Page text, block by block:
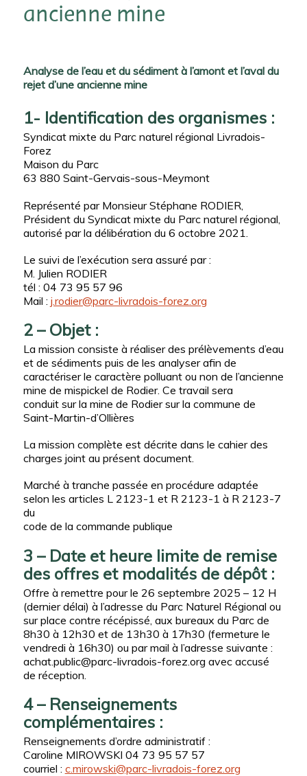
ancienne mine
Analyse de l’eau et du sédiment à l’amont et l’aval du
rejet d’une ancienne mine
1- Identification des organismes :
Syndicat mixte du Parc naturel régional Livradois-
Forez
Maison du Parc
63 880 Saint-Gervais-sous-Meymont
Représenté par Monsieur Stéphane RODIER,
Président du Syndicat mixte du Parc naturel régional,
autorisé par la délibération du 6 octobre 2021.
Le suivi de l’exécution sera assuré par :
M. Julien RODIER
tél : 04 73 95 57 96
Mail : j.rodier@parc-livradois-forez.org
2 – Objet :
La mission consiste à réaliser des prélèvements d’eau
et de sédiments puis de les analyser afin de
caractériser le caractère polluant ou non de l’ancienne
mine de mispickel de Rodier. Ce travail sera
conduit sur la mine de Rodier sur la commune de
Saint-Martin-d’Ollières
La mission complète est décrite dans le cahier des
charges joint au présent document.
Marché à tranche passée en procédure adaptée
selon les articles L 2123-1 et R 2123-1 à R 2123-7
du
code de la commande publique
3 – Date et heure limite de remise
des offres et modalités de dépôt :
Offre à remettre pour le 26 septembre 2025 – 12 H
(dernier délai) à l’adresse du Parc Naturel Régional ou
sur place contre récépissé, aux bureaux du Parc de
8h30 à 12h30 et de 13h30 à 17h30 (fermeture le
vendredi à 16h30) ou par mail à l’adresse suivante :
achat.public@parc-livradois-forez.org avec accusé
de réception.
4 – Renseignements
complémentaires :
Renseignements d’ordre administratif :
Caroline MIROWSKI 04 73 95 57 57
courriel : c.mirowski@parc-livradois-forez.org